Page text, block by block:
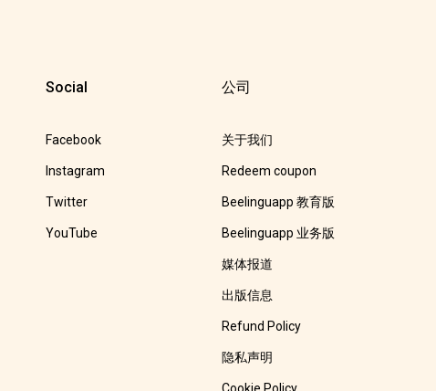
Social
Facebook
Instagram
Twitter
YouTube
公司
关于我们
Redeem coupon
Beelinguapp 教育版
Beelinguapp 业务版
媒体报道
出版信息
Refund Policy
隐私声明